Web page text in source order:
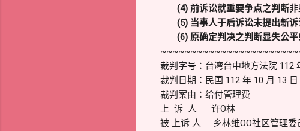
(4) 前诉讼就重要争点之判断非
(5) 当事人于后诉讼未提出新诉
(6) 原确定判决之判断显失公平
裁判字号：台湾台中地方法院 112
裁判日期：民国 112 年 10 月 13 日
裁判案由：给付管理费
上 诉 人 许O林
被 上诉 人 乡林维OO社区管理委